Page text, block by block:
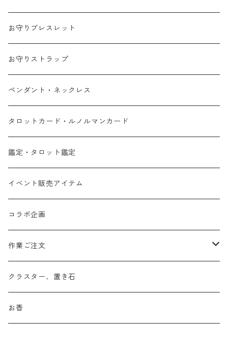
お守りブレスレット
お守りストラップ
ペンダント・ネックレス
タロットカード・ルノルマンカード
鑑定・タロット鑑定
イベント販売アイテム
コラボ企画
作業ご注文
お守り数珠
お守り数珠ブレスレット
クラスター、置き石
お香